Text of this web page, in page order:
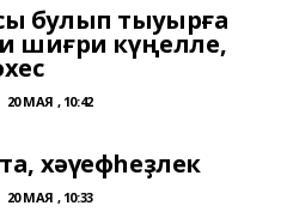
булып тыуырға
шиғри күңелле,
20 МАЯ , 10:42
хәүефһеҙлек
20 МАЯ , 10:33